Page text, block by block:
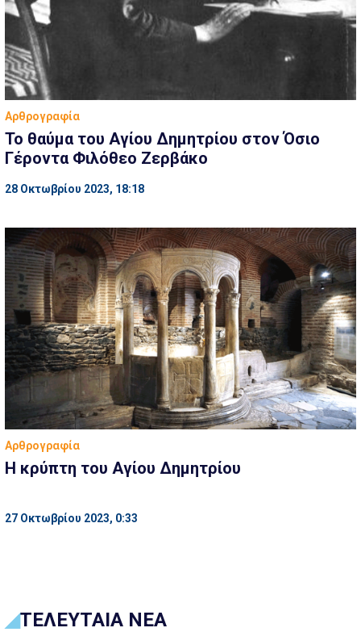
Αρθρογραφία
Το θαύμα του Αγίου Δημητρίου στον Όσιο
Γέροντα Φιλόθεο Ζερβάκο
28 Οκτωβρίου 2023, 18:18
Αρθρογραφία
Η κρύπτη του Αγίου Δημητρίου
27 Οκτωβρίου 2023, 0:33
ΤΕΛΕΥΤΑΙΑ ΝΕΑ